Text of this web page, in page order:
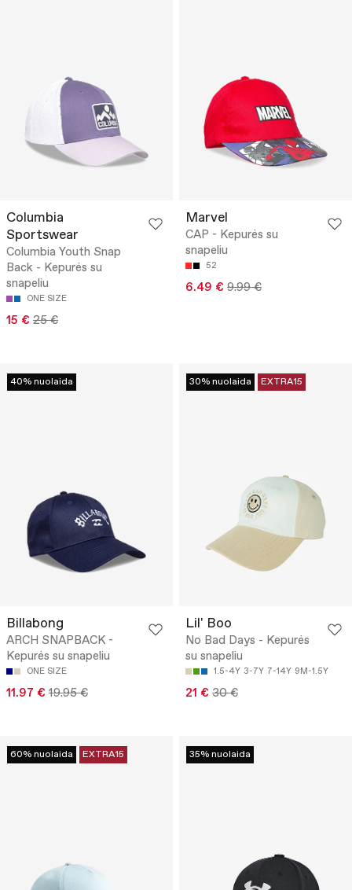
Columbia
Sportswear
Columbia Youth Snap
Back - Kepurės su
snapeliu
ONE SIZE
15 € 25 €
Marvel
CAP - Kepurės su
snapeliu
52
6.49 € 9.99 €
40% nuolaida
Billabong
ARCH SNAPBACK -
Kepurės su snapeliu
ONE SIZE
11.97 € 19.95 €
30% nuolaida EXTRA15
Lil' Boo
No Bad Days - Kepurės
su snapeliu
1.5-4Y 3-7Y 7-14Y 9M-1.5Y
21 € 30 €
60% nuolaida EXTRA15 35% nuolaida